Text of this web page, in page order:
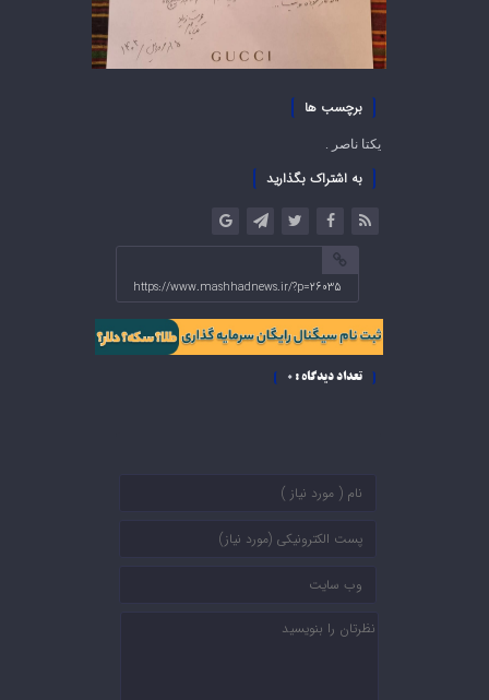
برچسب ها
یکتا ناصر .
به اشتراک بگذارید
https://www.mashhadnews.ir/?p=26035
تعداد دیدگاه : 0